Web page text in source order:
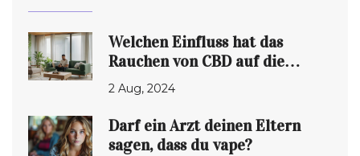
Welchen Einfluss hat das
Rauchen von CBD auf die
Lungen?
2 Aug, 2024
Darf ein Arzt deinen Eltern
sagen, dass du vape?